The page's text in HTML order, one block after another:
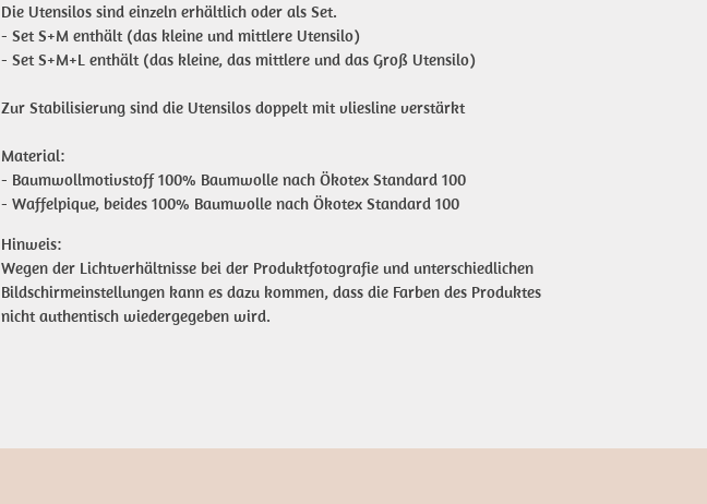
Die Utensilos sind einzeln erhältlich oder als Set.
- Set S+M enthält (das kleine und mittlere Utensilo)
- Set S+M+L enthält (das kleine, das mittlere und das Groß Utensilo)
Zur Stabilisierung sind die Utensilos doppelt mit vliesline verstärkt
Material:
- Baumwollmotivstoff 100% Baumwolle nach Ökotex Standard 100
- Waffelpique, beides 100% Baumwolle nach Ökotex Standard 100
Hinweis:
Wegen der Lichtverhältnisse bei der Produktfotografie und unterschiedlichen
Bildschirmeinstellungen kann es dazu kommen, dass die Farben des Produktes
nicht authentisch wiedergegeben wird.